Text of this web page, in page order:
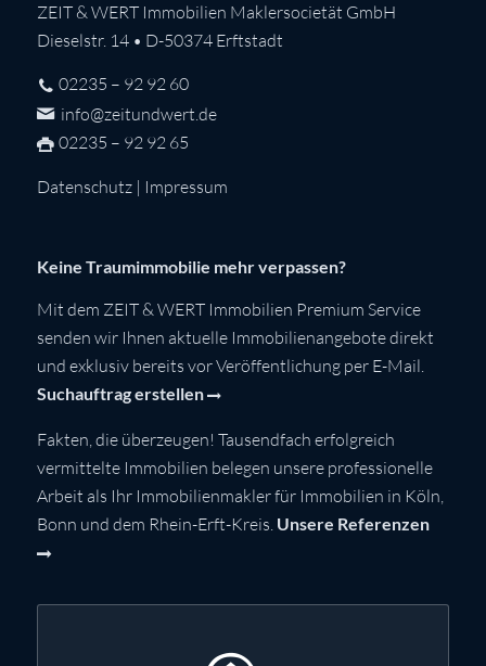
ZEIT & WERT Immobilien Maklersocietät GmbH
Dieselstr. 14 • D-50374 Erftstadt
02235 – 92 92 60
info@zeitundwert.de
02235 – 92 92 65
Datenschutz| Impressum
Keine Traumimmobilie mehr verpassen?
Mit dem ZEIT & WERT Immobilien Premium Service
senden wir Ihnen aktuelle Immobilienangebote direkt
und exklusiv bereits vor Veröffentlichung per E-Mail.
Suchauftrag erstellen
Fakten, die überzeugen! Tausendfach erfolgreich
vermittelte Immobilien belegen unsere professionelle
Arbeit als Ihr Immobilienmakler für Immobilien in Köln,
Bonn und dem Rhein-Erft-Kreis. Unsere Referenzen